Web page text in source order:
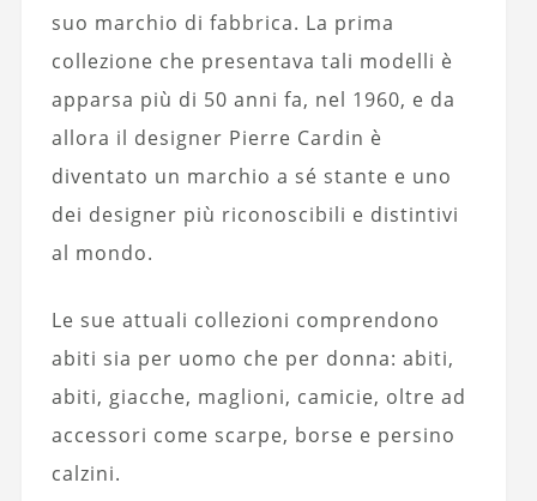
suo marchio di fabbrica. La prima
collezione che presentava tali modelli è
apparsa più di 50 anni fa, nel 1960, e da
allora il designer Pierre Cardin è
diventato un marchio a sé stante e uno
dei designer più riconoscibili e distintivi
al mondo.
Le sue attuali collezioni comprendono
abiti sia per uomo che per donna: abiti,
abiti, giacche, maglioni, camicie, oltre ad
accessori come scarpe, borse e persino
calzini.